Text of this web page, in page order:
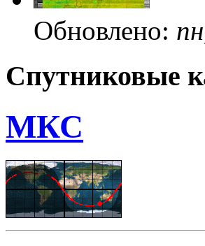
Обновлено:
Спутниковые
МКС